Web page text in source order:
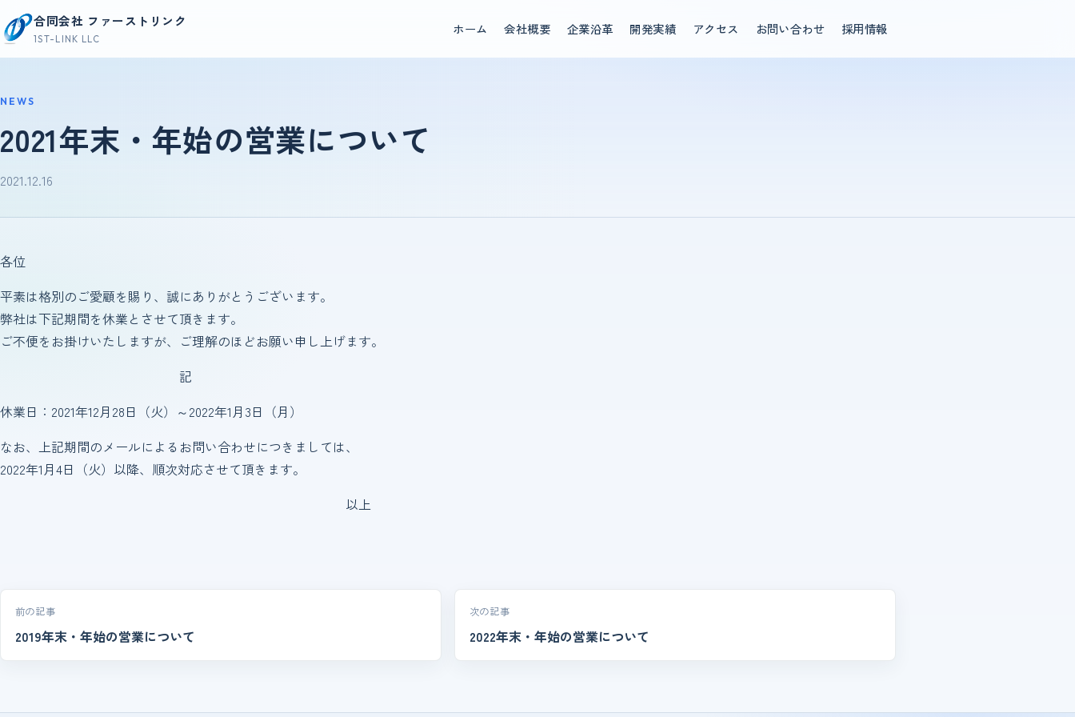
コンテンツへスキップ
合同会社 ファーストリンク
1ST-LINK LLC
ホーム 会社概要 企業沿革 開発実績 アクセス お問い合わせ 採用情報
NEWS
2021年末・年始の営業について
2021.12.16
各位
平素は格別のご愛顧を賜り、誠にありがとうございます。
弊社は下記期間を休業とさせて頂きます。
ご不便をお掛けいたしますが、ご理解のほどお願い申し上げます。
記
休業日：2021年12月28日（火）～2022年1月3日（月）
なお、上記期間のメールによるお問い合わせにつきましては、
2022年1月4日（火）以降、順次対応させて頂きます。
以上
投稿ナビゲーション
前の記事
2019年末・年始の営業について
次の記事
2022年末・年始の営業について